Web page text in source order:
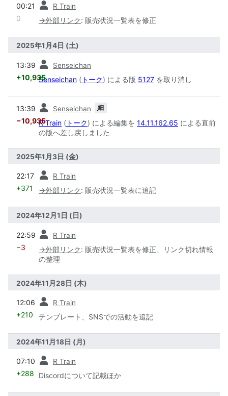
00:21 R Train
0 →外部リンク: 販売状況一覧表を修正
2025年1月4日 (土)
13:39 Senseichan
+10,935Senseichan ( トーク) による版 5127 を取り消し
13:39 Senseichan 細
−10,935R Train ( トーク) による編集を 14.11.162.65 による直前
の版へ差し戻しました
2025年1月3日 (金)
22:17 R Train
+371 →外部リンク: 販売状況一覧表に追記
2024年12月1日 (日)
22:59 R Train
−3 →外部リンク: 販売状況一覧表を修正、リンク切れ情報
の整理
2024年11月28日 (木)
12:06 R Train
+210 テンプレート、SNSでの活動を追記
2024年11月18日 (月)
07:10 R Train
+288 Discordについて記載ほか